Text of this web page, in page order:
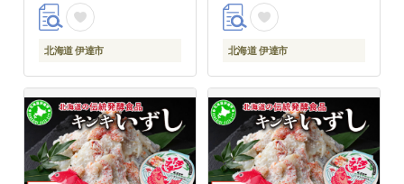
直 お取り寄せ 山村水産
送料無料
北海道 伊達市 北海道 伊達市